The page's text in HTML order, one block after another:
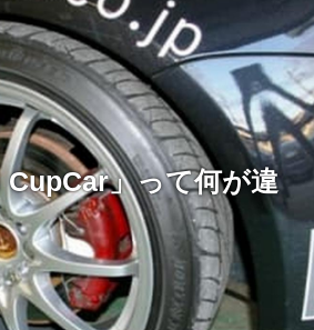
Motorsport
Essay
CupCar」って何が違